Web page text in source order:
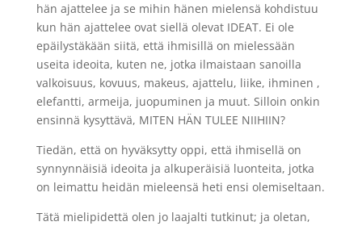
hän ajattelee ja se mihin hänen mielensä kohdistuu
kun hän ajattelee ovat siellä olevat IDEAT. Ei ole
epäilystäkään siitä, että ihmisillä on mielessään
useita ideoita, kuten ne, jotka ilmaistaan sanoilla
valkoisuus, kovuus, makeus, ajattelu, liike, ihminen ,
elefantti, armeija, juopuminen ja muut. Silloin onkin
ensinnä kysyttävä, MITEN HÄN TULEE NIIHIIN?
Tiedän, että on hyväksytty oppi, että ihmisellä on
synnynnäisiä ideoita ja alkuperäisiä luonteita, jotka
on leimattu heidän mieleensä heti ensi olemiseltaan.
Tätä mielipidettä olen jo laajalti tutkinut; ja oletan,